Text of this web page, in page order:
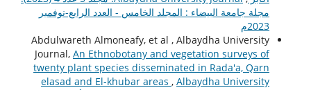
مجلة جامعة البيضاء : المجلد الخامس - العدد الرابع-نوفمبر
2023م
Abdulwareth Almoneafy, et al , Albaydha University
Journal,An Ethnobotany and vegetation surveys of
twenty plant species disseminated in Rada'a, Qarn
elasad and El-khubar areas,Albaydha University